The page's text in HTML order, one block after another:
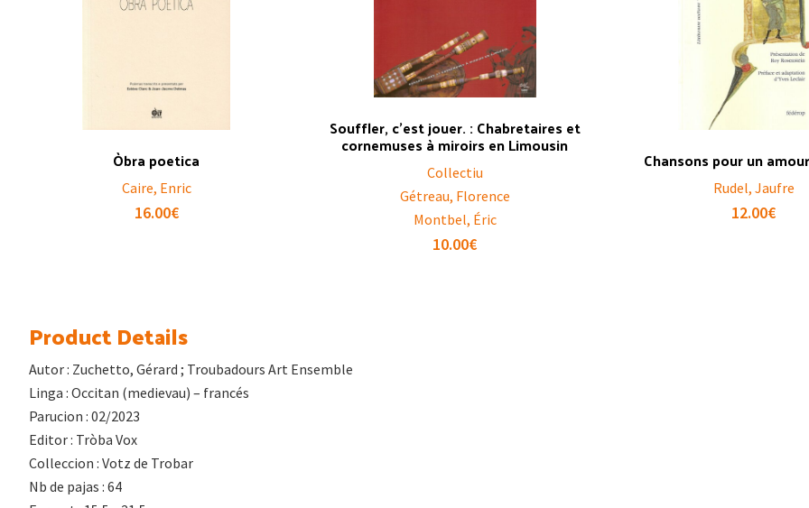
Òbra poetica
Caire, Enric
16.00€
Souffler, c’est jouer. : Chabretaires et
cornemuses à miroirs en Limousin
Collectiu
Gétreau, Florence
Montbel, Éric
10.00€
Chansons pour un
Rudel, Jaufre
12.00€
Product Details
Autor : Zuchetto, Gérard ; Troubadours Art Ensemble
Linga : Occitan (medievau) – francés
Parucion : 02/2023
Editor : Tròba Vox
Colleccion : Votz de Trobar
Nb de pajas : 64